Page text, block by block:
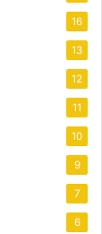
16
13
12
11
10
9
7
6